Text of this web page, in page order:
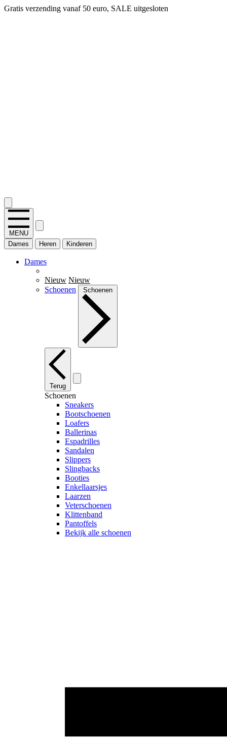
Gratis verzending vanaf 50 euro, SALE uitgesloten
MENU
Dames
Heren Kinderen
Dames
Nieuw Nieuw
Schoenen
Schoenen
Terug
Schoenen
Sneakers
Bootschoenen
Loafers
Ballerinas
Espadrilles
Sandalen
Slippers
Slingbacks
Booties
Enkellaarsjes
Laarzen
Veterschoenen
Klittenband
Pantoffels
Bekijk alle schoenen